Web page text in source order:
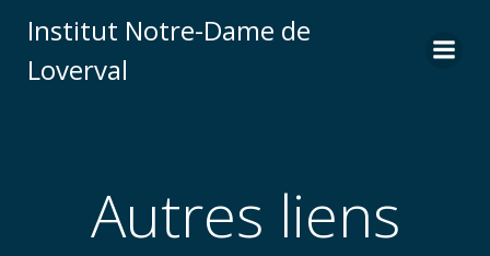
to
Institut Notre-Dame de
Loverval
Autres liens